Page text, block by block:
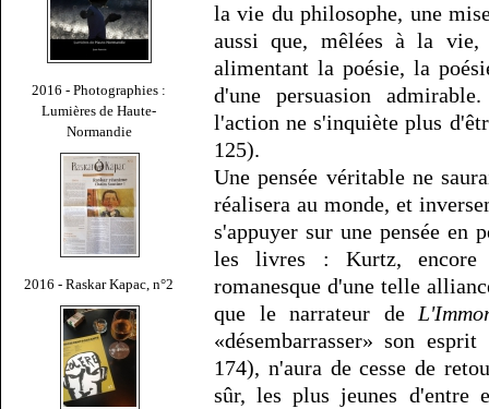
2016 - Photographies :
Lumières de Haute-
Normandie
2016 - Raskar Kapac, n°2
la vie du philosophe, une
aussi que, mêlées à la
alimentant la poésie, la
d'une persuasion
l'action ne s'inquiète plus
125).
Une pensée véritable ne
réalisera au monde, et
s'appuyer sur une pensée en
les livres : Kurtz,
romanesque d'une telle
que le narrateur de
«désembarrasser» son
174), n'aura de cesse de
sûr, les plus jeunes